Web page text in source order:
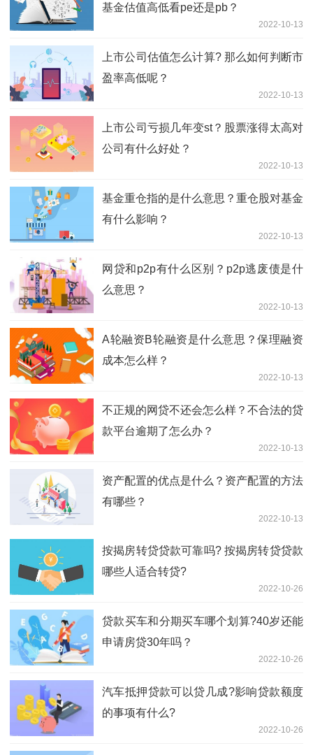
基金估值高低看pe还是pb？
2022-10-13
上市公司估值怎么计算? 那么如何判断市
盈率高低呢？
2022-10-13
上市公司亏损几年变st？股票涨得太高对
公司有什么好处？
2022-10-13
基金重仓指的是什么意思？重仓股对基金
有什么影响？
2022-10-13
网贷和p2p有什么区别？p2p逃废债是什
么意思？
2022-10-13
A轮融资B轮融资是什么意思？保理融资
成本怎么样？
2022-10-13
不正规的网贷不还会怎么样？不合法的贷
款平台逾期了怎么办？
2022-10-13
资产配置的优点是什么？资产配置的方法
有哪些？
2022-10-13
按揭房转贷贷款可靠吗? 按揭房转贷贷款
哪些人适合转贷?
2022-10-26
贷款买车和分期买车哪个划算?40岁还能
申请房贷30年吗？
2022-10-26
汽车抵押贷款可以贷几成?影响贷款额度
的事项有什么?
2022-10-26